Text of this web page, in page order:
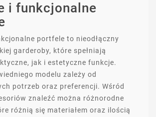
i funkcjonalne
portfele to nieodłączny
garderoby, które spełniają
jak i estetyczne funkcje.
modelu zależy od
potrzeb oraz preferencji. Wśród
znaleźć można różnorodne
różnią się materiałem oraz ilością